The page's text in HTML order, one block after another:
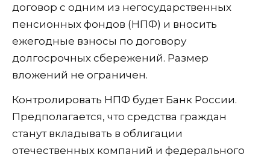
договор с одним из негосударственных
пенсионных фондов (НПФ) и вносить
ежегодные взносы по договору
долгосрочных сбережений. Размер
вложений не ограничен.
Контролировать НПФ будет Банк России.
Предполагается, что средства граждан
станут вкладывать в облигации
отечественных компаний и федерального